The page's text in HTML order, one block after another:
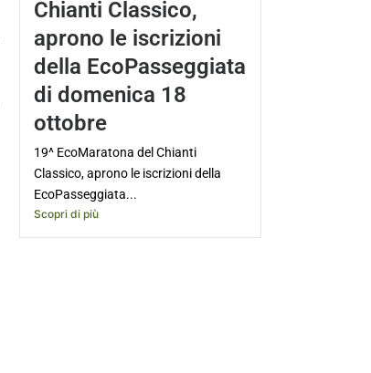
Chianti Classico,
aprono le iscrizioni
della EcoPasseggiata
di domenica 18
ottobre
19^ EcoMaratona del Chianti
Classico, aprono le iscrizioni della
EcoPasseggiata...
Scopri di più